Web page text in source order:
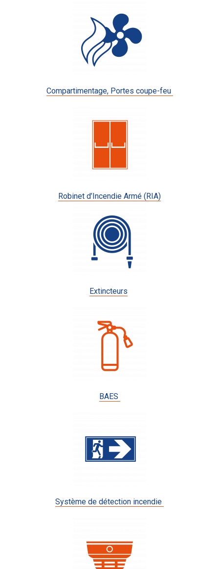
Compartimentage, Portes coupe-feu
Robinet d’Incendie Armé (RIA)
Extincteurs
BAES
Système de détection incendie